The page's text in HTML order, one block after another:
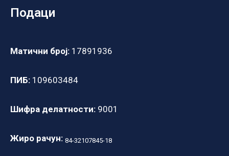
Подаци
Матични број: 17891936
ПИБ: 109603484
Шифра делатности: 9001
Жиро рачун: 84-32107845-18